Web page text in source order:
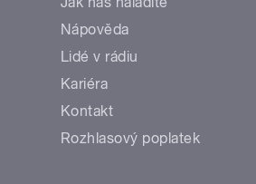
Nápověda
Lidé v rádiu
Kariéra
Kontakt
Rozhlasový poplatek